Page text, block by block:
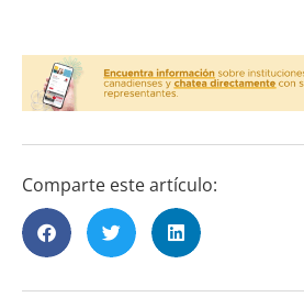
Comparte este artículo: